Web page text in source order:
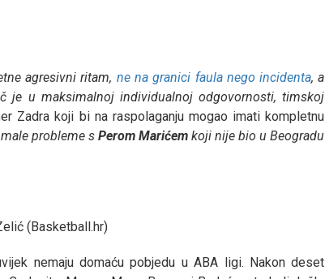
agresivni ritam, ne na granici faula nego incidenta, a
u maksimalnoj individualnoj odgovornosti, timskoj
Zadra koji bi na raspolaganju mogao imati kompletnu
probleme sPerom Marićem koji nije bio u Beogradu
(Basketball.hr)
nemaju domaću pobjedu u ABA ligi. Nakon deset